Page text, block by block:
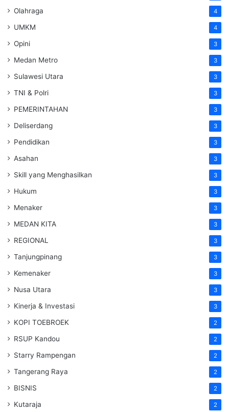
Olahraga 4
UMKM 4
Opini 3
Medan Metro 3
Sulawesi Utara 3
TNI & Polri 3
PEMERINTAHAN 3
Deliserdang 3
Pendidikan 3
Asahan 3
Skill yang Menghasilkan 3
Hukum 3
Menaker 3
MEDAN KITA 3
REGIONAL 3
Tanjungpinang 3
Kemenaker 3
Nusa Utara 3
Kinerja & Investasi 3
KOPI TOEBROEK 2
RSUP Kandou 2
Starry Rampengan 2
Tangerang Raya 2
BISNIS 2
Kutaraja 2